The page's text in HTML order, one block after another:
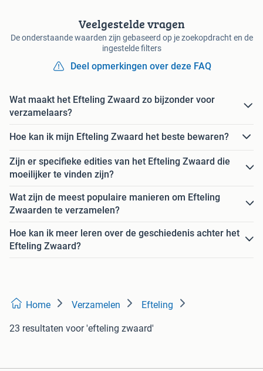
Veelgestelde vragen
De onderstaande waarden zijn gebaseerd op je zoekopdracht en de
ingestelde filters
Deel opmerkingen over deze FAQ
Wat maakt het Efteling Zwaard zo bijzonder voor
verzamelaars?
Hoe kan ik mijn Efteling Zwaard het beste bewaren?
Zijn er specifieke edities van het Efteling Zwaard die
moeilijker te vinden zijn?
Wat zijn de meest populaire manieren om Efteling
Zwaarden te verzamelen?
Hoe kan ik meer leren over de geschiedenis achter het
Efteling Zwaard?
Home Verzamelen Efteling
23 resultaten voor 'efteling zwaard'